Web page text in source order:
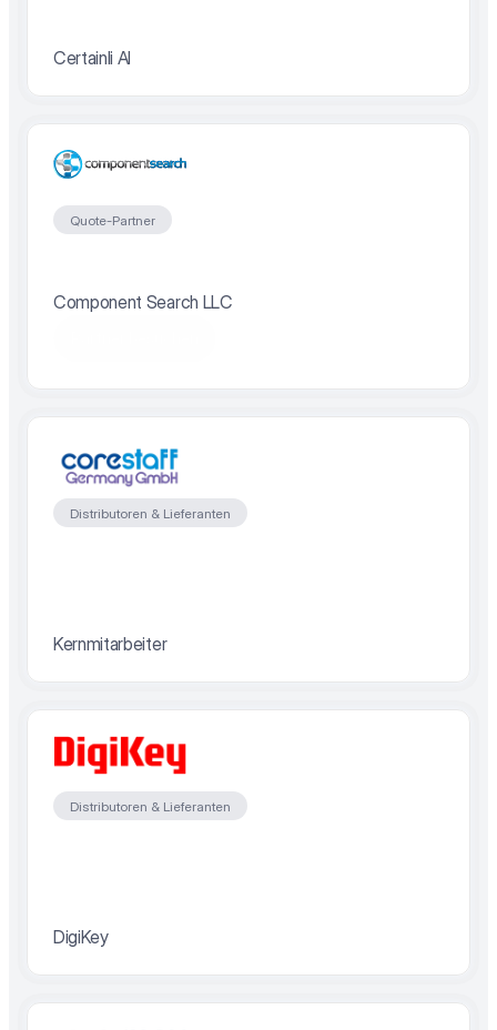
Certainli AI
Quote-Partner
Component Search LLC
Distributoren & Lieferanten
Kernmitarbeiter
Distributoren & Lieferanten
DigiKey